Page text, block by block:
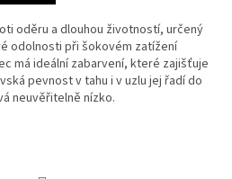
oděru a dlouhou životností, určený
odolnosti při šokovém zatížení
má ideální zabarvení, které zajišťuje
pevnost v tahu i v uzlu jej řadí do
neuvěřitelně nízko.